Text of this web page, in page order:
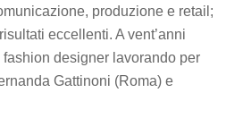
produzione e retail;
eccellenti. A vent’anni
designer lavorando per
Gattinoni (Roma) e